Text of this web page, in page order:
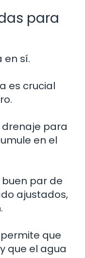
para
en sí.
es crucial
para
en el
par de
ajustados,
que
que el agua